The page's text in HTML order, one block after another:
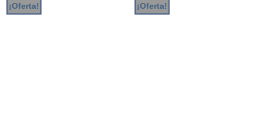
¡Oferta! ¡Oferta!